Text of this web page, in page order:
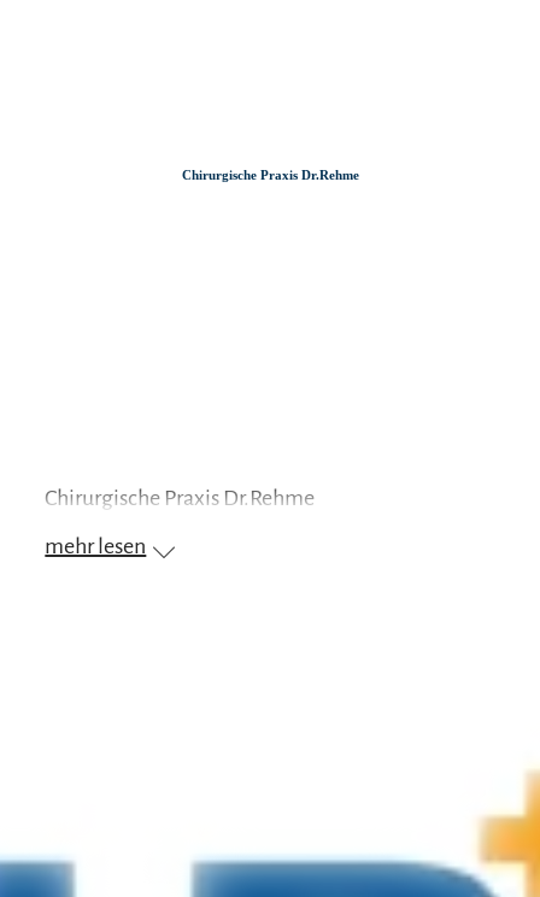
Chirurgische Praxis Dr.Rehme
Chirurgische Praxis Dr.Rehme
mehr lesen